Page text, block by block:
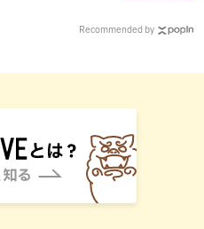
Recommended by